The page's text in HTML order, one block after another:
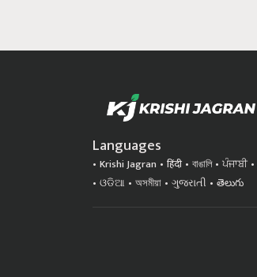
Languages
Krishi Jagran हिंदी বাঙালি ਪੰਜਾਬੀ
ଓଡିଆ
অসমীয়া ગુજરાતી తెలుగు